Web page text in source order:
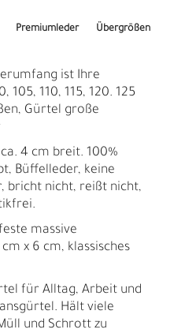
Premiumleder Übergrößen
ist Ihre
105, 110, 115, 120. 125
Gürtel große
4 cm breit. 100%
Büffelleder, keine
bricht nicht, reißt nicht,
massive
x 6 cm, klassisches
für Alltag, Arbeit und
Hält viele
und Schrott zu